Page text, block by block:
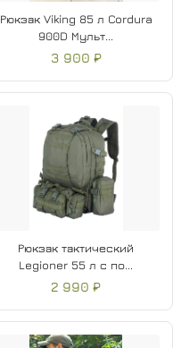
Рюкзак Viking 85 л Cordura
900D Мульт...
3 900 ₽
Рюкзак тактический
Legioner 55 л с по...
2 990 ₽